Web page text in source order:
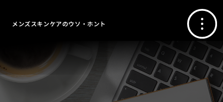
メンズスキンケアのウソ・ホント